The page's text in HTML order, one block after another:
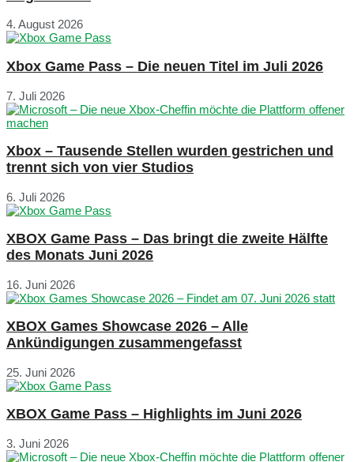
4. August 2026
Xbox Game Pass – Die neuen Titel im Juli 2026
7. Juli 2026
Xbox – Tausende Stellen wurden gestrichen und
trennt sich von vier Studios
6. Juli 2026
XBOX Game Pass – Das bringt die zweite Hälfte
des Monats Juni 2026
16. Juni 2026
XBOX Games Showcase 2026 – Alle
Ankündigungen zusammengefasst
25. Juni 2026
XBOX Game Pass – Highlights im Juni 2026
3. Juni 2026